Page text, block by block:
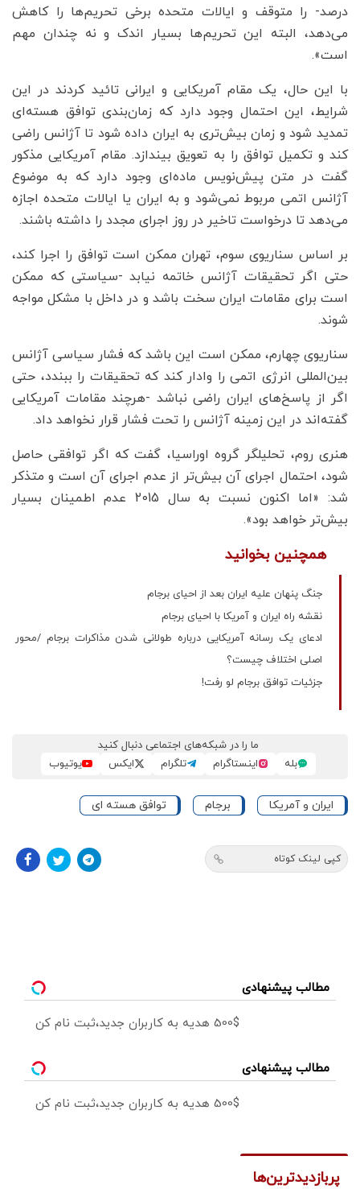
درصد- را متوقف و ایالات متحده برخی تحریم‌ها را کاهش
می‌دهد، البته این تحریم‌ها بسیار اندک و نه چندان مهم
است».
با این حال، یک مقام آمریکایی و ایرانی تائید کردند در این
شرایط، این احتمال وجود دارد که زمان‌بندی توافق هسته‌ای
تمدید شود و زمان بیش‌تری به ایران داده شود تا آژانس راضی
کند و تکمیل توافق را به تعویق بیندازد. مقام آمریکایی مذکور
گفت در متن پیش‌نویس ماده‌ای وجود دارد که به موضوع
آژانس اتمی مربوط نمی‌شود و به ایران یا ایالات متحده اجازه
می‌دهد تا درخواست تاخیر در روز اجرای مجدد را داشته باشند.
بر اساس سناریوی سوم، تهران ممکن است توافق را اجرا کند،
حتی اگر تحقیقات آژانس خاتمه نیابد -سیاستی که ممکن
است برای مقامات ایران سخت باشد و در داخل با مشکل مواجه
شوند.
سناریوی چهارم، ممکن است این باشد که فشار سیاسی آژانس
بین‌المللی انرژی اتمی را وادار کند که تحقیقات را ببندد، حتی
اگر از پاسخ‌های ایران راضی نباشد -هرچند مقامات آمریکایی
گفته‌اند در این زمینه آژانس را تحت فشار قرار نخواهد داد.
هنری روم، تحلیلگر گروه اوراسیا، گفت که اگر توافقی حاصل
شود، احتمال اجرای آن بیش‌تر از عدم اجرای آن است و متذکر
شد: «اما اکنون نسبت به سال 2015 عدم اطمینان بسیار
بیش‌تر خواهد بود».
همچنین بخوانید
جنگ پنهان علیه ایران بعد از احیای برجام
نقشه راه ایران و آمریکا با احیای برجام
ادعای یک رسانه آمریکایی درباره طولانی شدن مذاکرات برجام /محور
اصلی اختلاف چیست؟
جزئیات توافق برجام لو رفت!
ما را در شبکه‌های اجتماعی دنبال کنید
بله
اینستاگرام تلگرام ایکس یوتیوب
ایران و آمریکا برجام توافق هسته ای
کپی لینک کوتاه
مطالب پیشنهادی
500$ هدیه به کاربران جدید،ثبت نام کن
مطالب پیشنهادی
500$ هدیه به کاربران جدید،ثبت نام کن
پربازدیدترین‌ها